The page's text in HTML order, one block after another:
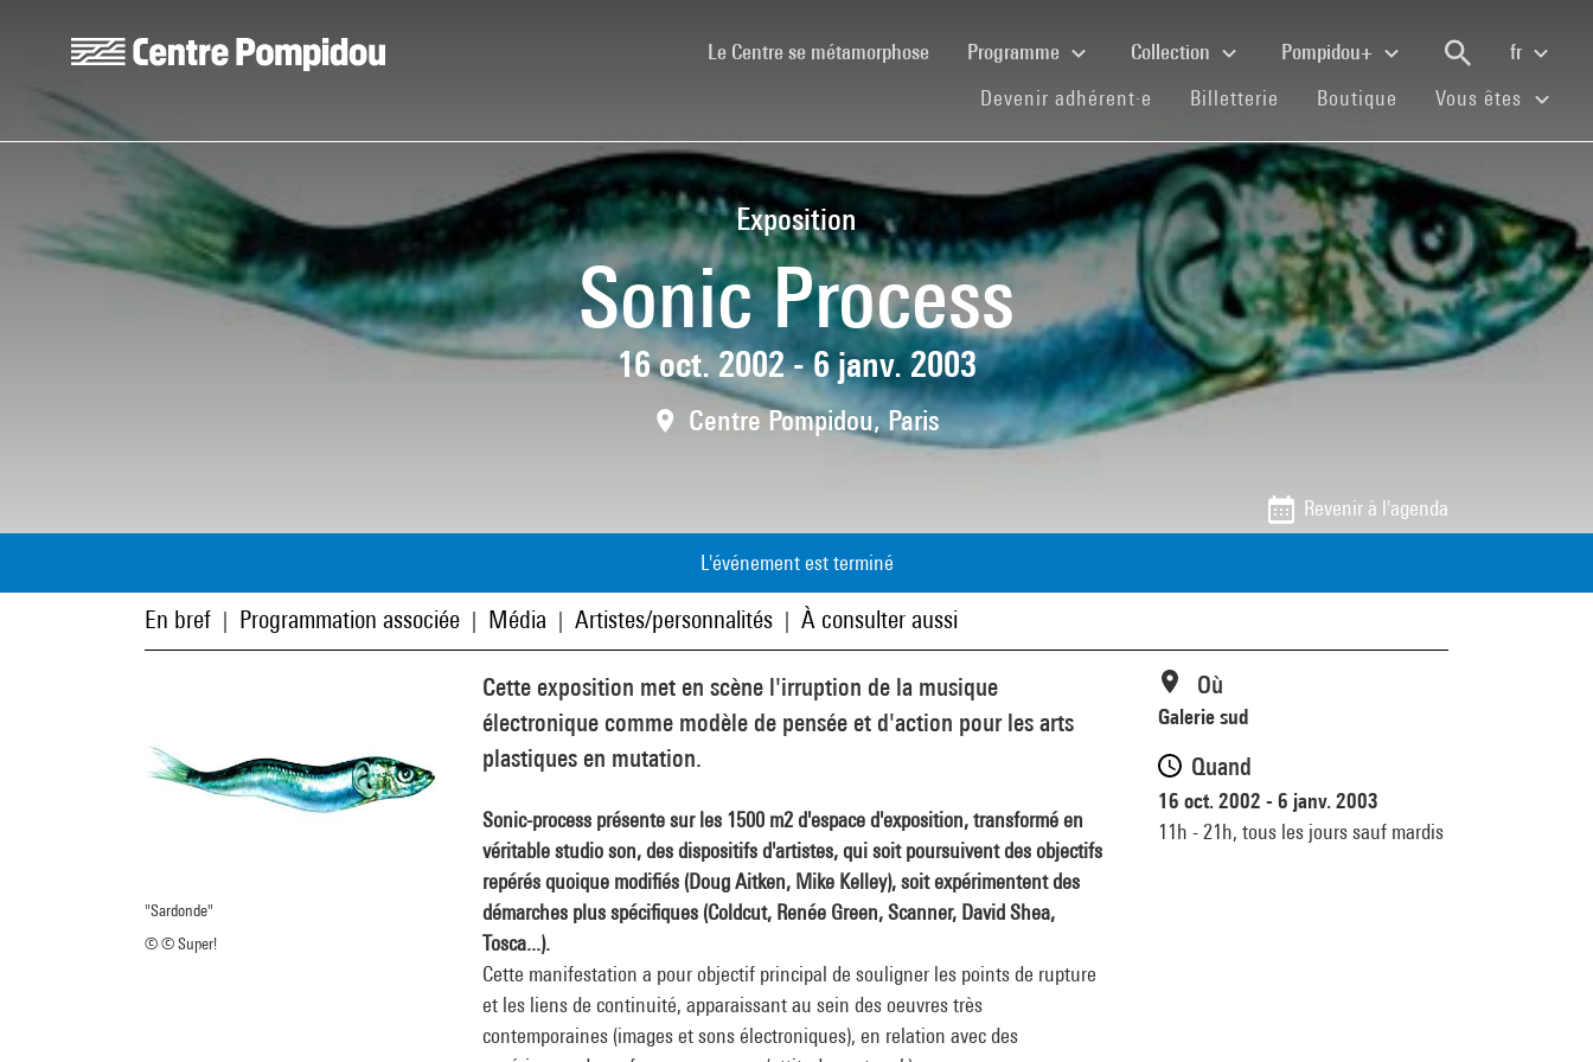
Le Centre se métamorphose(current)Programme Collection Pompidou+
fr
Devenir adhérent·e (current)
Billetterie (current)
Boutique (current)
Vous êtes
Exposition
Sonic Process
16 oct. 2002 - 6 janv. 2003
Centre Pompidou, Paris
Revenir à l'agenda
L'événement est terminé
En bref Programmation associée Média Artistes/personnalités À consulter aussi
"Sardonde"
© © Super!
Cette exposition met en scène l'irruption de la musique
électronique comme modèle de pensée et d'action pour les arts
plastiques en mutation.
Sonic-process présente sur les 1500 m2 d'espace d'exposition, transformé en
véritable studio son, des dispositifs d'artistes, qui soit poursuivent des objectifs
repérés quoique modifiés (Doug Aitken, Mike Kelley), soit expérimentent des
démarches plus spécifiques (Coldcut, Renée Green, Scanner, David Shea,
Tosca...).
Cette manifestation a pour objectif principal de souligner les points de rupture
et les liens de continuité, apparaissant au sein des oeuvres très
contemporaines (images et sons électroniques), en relation avec des
Où
Galerie sud
Quand
16 oct. 2002 - 6 janv. 2003
11h - 21h, tous les jours sauf mardis